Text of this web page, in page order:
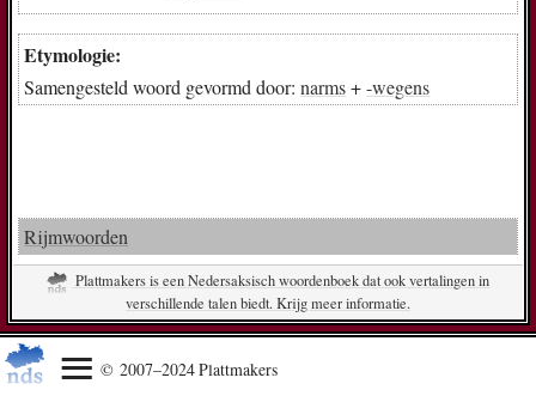
Etymologie:
Samengesteld woord gevormd door:narms+-wegens
Rijmwoorden
Plattmakers is een Nedersaksisch woordenboek dat ook vertalingen in
verschillende talen biedt. Krijg meer informatie.
© 2007–2024 Plattmakers